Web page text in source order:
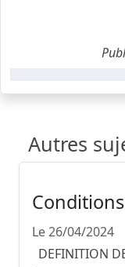
Autres
Le 26/04/2024
DEFINITION